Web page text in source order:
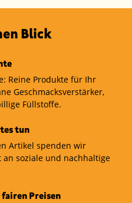
Blick
Reine Produkte für Ihr
Geschmacksverstärker,
Füllstoffe.
tun
Artikel spenden wir
an soziale und nachhaltige
Preisen